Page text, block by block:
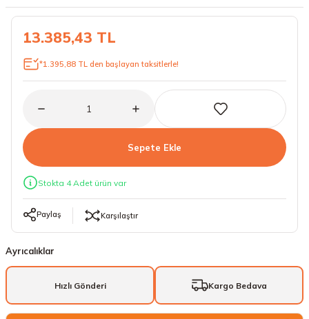
20 Lastikler
13.385,43 TL
*1.395,88 TL den başlayan taksitlerle!
Sepete Ekle
Stokta 4 Adet ürün var
Paylaş Karşılaştır
Ayrıcalıklar
Hızlı Gönderi Kargo Bedava